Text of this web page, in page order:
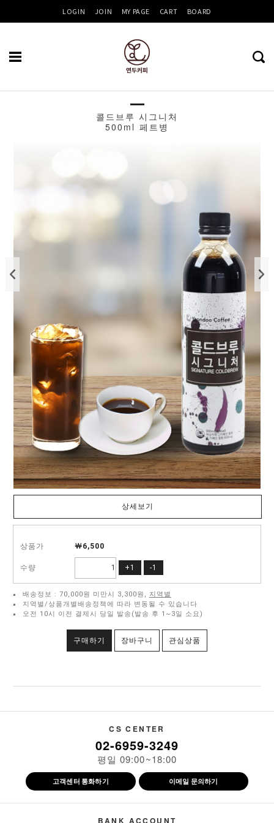
LOGIN JOIN MY PAGE CART BOARD
콜드브루 시그니처
500ml 페트병
상세보기
상품가 ￦6,500
수량 +1 -1
배송정보 : 70,000원 미만시 3,300원, 지역별
지역별/상품개별배송정책에 따라 변동될 수 있습니다
오전 10시 이전 결제시 당일 발송(발송 후 1~3일 소요)
구매하기 장바구니 관심상품
CS CENTER
02-6959-3249
평일 09:00~18:00
고객센터 통화하기 이메일 문의하기
BANK ACCOUNT